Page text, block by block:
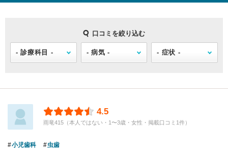
口コミを絞り込む
4.5
雨竜415（本人ではない・1〜3歳・女性・掲載口コミ1件）
小児歯科 虫歯